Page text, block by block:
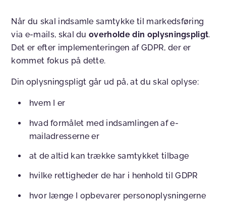
Når du skal indsamle samtykke til markedsføring
via e-mails, skal duoverholde din oplysningspligt.
Det er efter implementeringen af GDPR, der er
kommet fokus på dette.
Din oplysningspligt går ud på, at du skal oplyse:
hvem I er
hvad formålet med indsamlingen af e-
mailadresserne er
at de altid kan trække samtykket tilbage
hvilke rettigheder de har i henhold til GDPR
hvor længe I opbevarer personoplysningerne